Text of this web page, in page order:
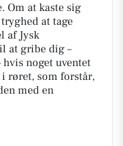
Om at kaste sig
at tage
af Jysk
at gribe dig –
noget uventet
røret, som forstår,
med en